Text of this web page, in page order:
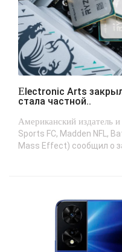
Electronic Arts закрыла рекордную сделку и
стала частной..
Американский издатель
Sports FC, Madden NFL,
Mass Effect) сообщил о